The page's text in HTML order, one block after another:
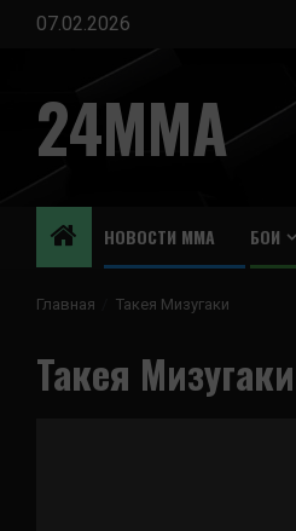
Перейти
содержимому
07.02.2026
24MMA
НОВОСТИ ММА БОИ
Главная Такея Мизугаки
Такея Мизугаки